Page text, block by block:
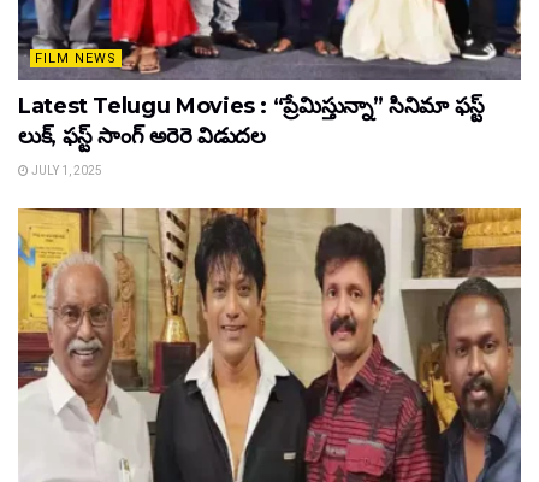
FILM NEWS
Latest Telugu Movies : “ప్రేమిస్తున్నా” సినిమా ఫస్ట్
లుక్, ఫస్ట్ సాంగ్ అరెరె విడుదల
JULY 1, 2025